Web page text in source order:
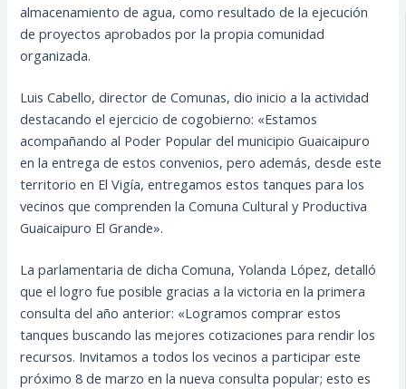
almacenamiento de agua, como resultado de la ejecución
de proyectos aprobados por la propia comunidad
organizada.
Luis Cabello, director de Comunas, dio inicio a la actividad
destacando el ejercicio de cogobierno: «Estamos
acompañando al Poder Popular del municipio Guaicaipuro
en la entrega de estos convenios, pero además, desde este
territorio en El Vigía, entregamos estos tanques para los
vecinos que comprenden la Comuna Cultural y Productiva
Guaicaipuro El Grande».
La parlamentaria de dicha Comuna, Yolanda López, detalló
que el logro fue posible gracias a la victoria en la primera
consulta del año anterior: «Logramos comprar estos
tanques buscando las mejores cotizaciones para rendir los
recursos. Invitamos a todos los vecinos a participar este
próximo 8 de marzo en la nueva consulta popular; esto es